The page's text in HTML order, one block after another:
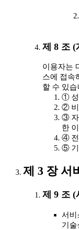
제 8 조 (
이용자는
스에 접속
할 수 있습
① 성
② 비
③ 자
한
④ 전
⑤ 기
제 3 장 서
제 9 조 (
서비
기술